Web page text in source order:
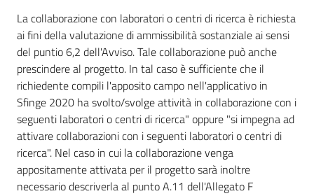
Comunicazione
e
partecipazione
Seguici
su
La collaborazione con laboratori o centri di ricerca è richiesta
ai fini della valutazione di ammissibilità sostanziale ai sensi
del puntio 6,2 dell'Avviso. Tale collaborazione può anche
prescindere al progetto. In tal caso è sufficiente che il
richiedente compili l'apposito campo nell'applicativo in
Sfinge 2020 ha svolto/svolge attività in collaborazione con i
seguenti laboratori o centri di ricerca" oppure "si impegna ad
attivare collaborazioni con i seguenti laboratori o centri di
ricerca". Nel caso in cui la collaborazione venga
appositamente attivata per il progetto sarà inoltre
necessario descriverla al punto A.11 dell'Allegato F